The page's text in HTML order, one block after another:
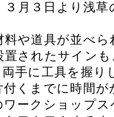
３月３日より浅
料や道具が並べ
置されたサイン
手に工具を握り
付くまでに時間
ワークショップ